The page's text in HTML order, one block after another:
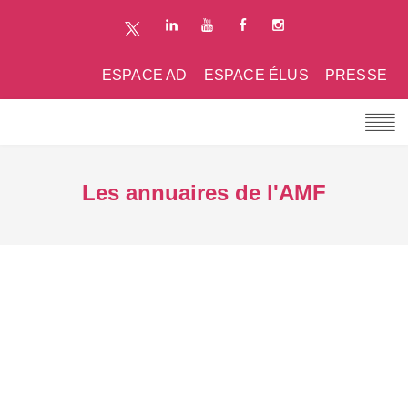
PRESSE
ESPACE ÉLUS
ESPACE AD
Les annuaires de l'AMF